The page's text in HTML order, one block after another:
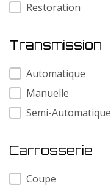
Restoration
Transmission
Transmission
Automatique
Manuelle
Semi-Automatique
Carrosserie
Carrosserie
Coupe